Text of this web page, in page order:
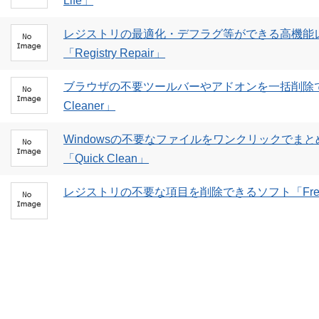
レジストリの最適化・デフラグ等ができる高機
「Registry Repair」
ブラウザの不要ツールバーやアドオンを一括削除
Cleaner」
Windowsの不要なファイルをワンクリックでま
「Quick Clean」
レジストリの不要な項目を削除できるソフト「